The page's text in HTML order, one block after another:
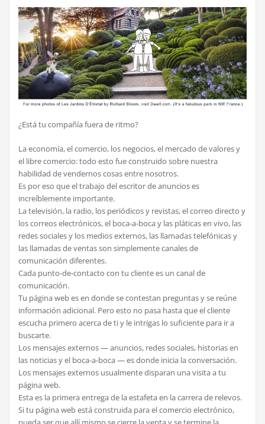
¿Está tu compañía fuera de ritmo?
La economía, el comercio, los negocios, el mercado de valores y
el libre comercio: todo esto fue construido sobre nuestra
habilidad de vendernos cosas entre nosotros.
Es por eso que el trabajo del escritor de anuncios es
increíblemente importante.
La televisión, la radio, los periódicos y revistas, el correo directo y
los correos electrónicos, el boca-a-boca y las pláticas en vivo, las
redes sociales y los medios externos, las llamadas telefónicas y
las llamadas de ventas son simplemente canales de
comunicación diferentes.
Cada punto-de-contacto con tu cliente es un canal de
comunicación.
Tu página web es en donde se contestan preguntas y se reúne
información adicional. Pero esto no pasa hasta que el cliente
escucha primero acerca de ti y le intrigas lo suficiente para ir a
buscarte.
Los mensajes externos — anuncios, redes sociales, historias en
las noticias y el boca-a-boca — es donde inicia la conversación.
Los mensajes externos usualmente disparan una visita a tu
página web.
Esta es la primera entrega de la estafeta en la carrera de relevos.
Si tu página web está construida para el comercio electrónico,